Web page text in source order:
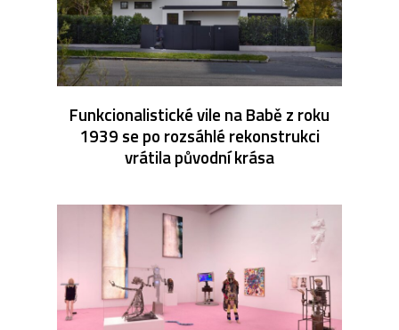
Funkcionalistické vile na Babě z roku
1939 se po rozsáhlé rekonstrukci
vrátila původní krása